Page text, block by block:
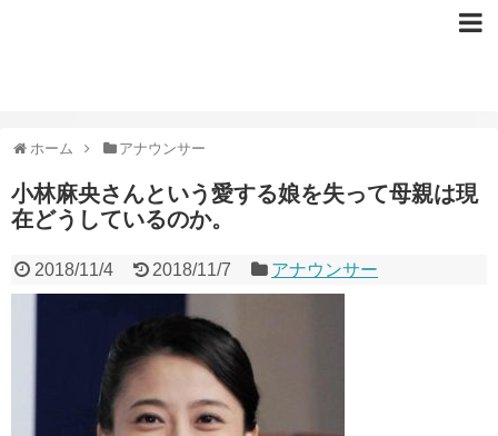
ホーム アナウンサー
小林麻央さんという愛する娘を失って母親は現
在どうしているのか。
2018/11/4 2018/11/7 アナウンサー